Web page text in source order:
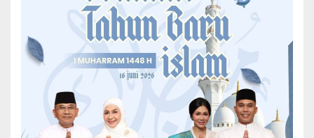
Secara resmi Rapat Pleno Terbuka Tingkat Kabupaten ini di buka
oleh Ketua KPU Simalungun Johan Septian Pradana dengan
peserta terdiri dari unsur Forkopimda, Ketua Bawaslu Kabupaten
Simalungun, Perwakilan PPK se-Kabupaten Simalungun, serta para
saksi paslon pada Pilkada Serentak di Kabupaten Simalungun
Tahun 2024.